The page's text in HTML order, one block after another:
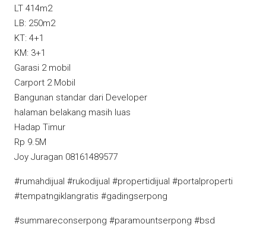
LT 414m2
LB: 250m2
KT: 4+1
KM: 3+1
Garasi 2 mobil
Carport 2 Mobil
Bangunan standar dari Developer
halaman belakang masih luas
Hadap Timur
Rp 9.5M
Joy Juragan 08161489577
#rumahdijual #rukodijual #propertidijual #portalproperti
#tempatngiklangratis #gadingserpong
#summareconserpong #paramountserpong #bsd